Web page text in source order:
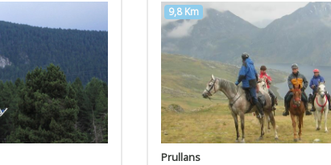
9,8 Km
Prullans